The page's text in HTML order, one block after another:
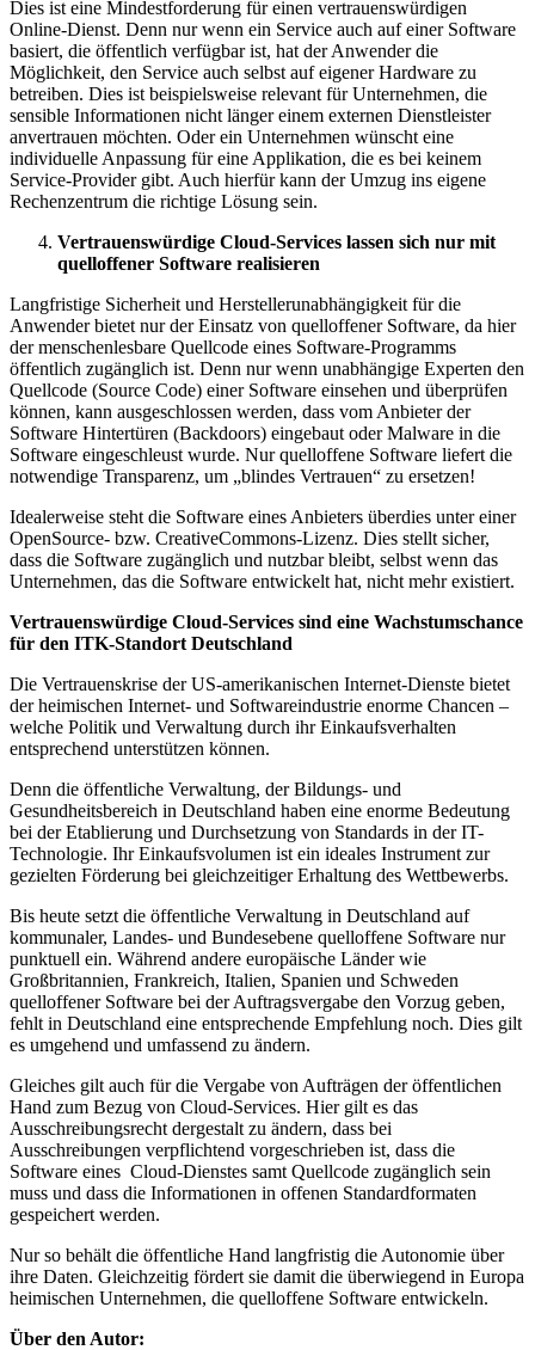
Dies ist eine Mindestforderung für einen vertrauenswürdigen
Online-Dienst. Denn nur wenn ein Service auch auf einer Software
basiert, die öffentlich verfügbar ist, hat der Anwender die
Möglichkeit, den Service auch selbst auf eigener Hardware zu
betreiben. Dies ist beispielsweise relevant für Unternehmen, die
sensible Informationen nicht länger einem externen Dienstleister
anvertrauen möchten. Oder ein Unternehmen wünscht eine
individuelle Anpassung für eine Applikation, die es bei keinem
Service-Provider gibt. Auch hierfür kann der Umzug ins eigene
Rechenzentrum die richtige Lösung sein.
Vertrauenswürdige Cloud-Services lassen sich nur mit
quelloffener Software realisieren
Langfristige Sicherheit und Herstellerunabhängigkeit für die
Anwenderbietet nur der Einsatz von quelloffener Software, da hier
dermenschenlesbare Quellcode eines Software-Programms
öffentlich zugänglich ist. Denn nur wenn unabhängige Experten den
Quellcode (Source Code) einer Software einsehen und überprüfen
können, kann ausgeschlossen werden, dass vom Anbieter der
Software Hintertüren (Backdoors) eingebaut oder Malware in die
Software eingeschleust wurde. Nur quelloffene Software liefert die
notwendige Transparenz, um „blindes Vertrauen“ zu ersetzen!
Idealerweise steht die Software eines Anbieters überdies unter einer
OpenSource- bzw. CreativeCommons-Lizenz. Dies stellt sicher,
dass die Software zugänglich und nutzbar bleibt, selbst wenn das
Unternehmen, das die Software entwickelt hat, nicht mehr existiert.
Vertrauenswürdige Cloud-Services sind eine Wachstumschance
für den ITK-Standort Deutschland
Die Vertrauenskrise der US-amerikanischen Internet-Dienste bietet
der heimischen Internet- und Softwareindustrie enorme Chancen –
welche Politik und Verwaltung durch ihr Einkaufsverhalten
entsprechend unterstützen können.
Denn die öffentliche Verwaltung, der Bildungs- und
Gesundheitsbereich in Deutschland haben eine enorme Bedeutung
bei der Etablierung und Durchsetzung von Standards in der IT-
Technologie. Ihr Einkaufsvolumen ist ein ideales Instrument zur
gezielten Förderung bei gleichzeitiger Erhaltung des Wettbewerbs.
Bis heute setzt die öffentliche Verwaltung in Deutschland auf
kommunaler, Landes- und Bundesebene quelloffene Software nur
punktuell ein. Während andere europäische Länder wie
Großbritannien, Frankreich, Italien, Spanien und Schweden
quelloffener Software bei der Auftragsvergabe den Vorzug geben,
fehlt in Deutschland eine entsprechende Empfehlung noch. Dies gilt
es umgehend und umfassend zu ändern.
Gleiches gilt auch für die Vergabe von Aufträgen der öffentlichen
Hand zum Bezug von Cloud-Services. Hier gilt es das
Ausschreibungsrecht dergestalt zu ändern, dass bei
Ausschreibungen verpflichtend vorgeschrieben ist, dass die
Software eines Cloud-Dienstes samt Quellcode zugänglich sein
muss und dass die Informationen in offenen Standardformaten
gespeichert werden.
Nur so behält die öffentliche Hand langfristig die Autonomie über
ihre Daten. Gleichzeitig fördert sie damit die überwiegend in Europa
heimischen Unternehmen, die quelloffene Software entwickeln.
Über den Autor: